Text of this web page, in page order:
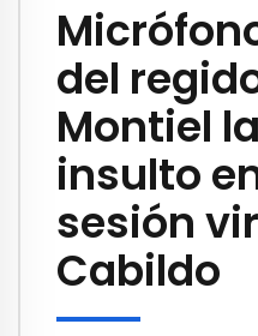
del
Montiel
insulto
sesión
Cabildo